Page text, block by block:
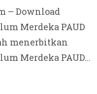
– Download
Merdeka PAUD
menerbitkan
Merdeka PAUD...